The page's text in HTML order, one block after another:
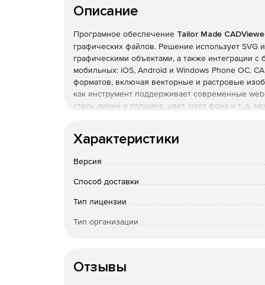
Описание
Програмное обеспечение Tailor Made
графических файлов. Решение использует SVG
графическими объектами, а также интеграции
мобильных: iOS, Android и Windows Phone ОС.
форматов, включая векторные и растровые
как инструмент поддерживает современные
стиль линии и толщина, цвет, цвет фона и т. д.
Основные характеристики:
Дополнительные элементы управления
Расширенный текстовый поиск:
на объект и «далее поиск» в цикле
Характеристики
Версия
Способ доставки
Тип лицензии
Тип организации
Отзывы